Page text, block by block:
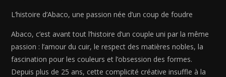
63
L’histoire d’Abaco, une passion née d’un coup de foudre
Abaco, c’est avant tout l’histoire d’un couple uni par la même
passion : l’amour du cuir, le respect des matières nobles, la
fascination pour les couleurs et l’obsession des formes.
Depuis plus de 25 ans, cette complicité créative insuffle à la